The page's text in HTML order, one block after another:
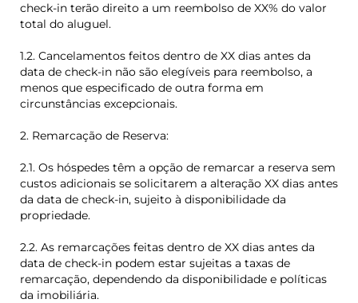
check-in terão direito a um reembolso de XX% do valor
total do aluguel.
1.2. Cancelamentos feitos dentro de XX dias antes da
data de check-in não são elegíveis para reembolso, a
menos que especificado de outra forma em
circunstâncias excepcionais.
2. Remarcação de Reserva:
2.1. Os hóspedes têm a opção de remarcar a reserva sem
custos adicionais se solicitarem a alteração XX dias antes
da data de check-in, sujeito à disponibilidade da
propriedade.
2.2. As remarcações feitas dentro de XX dias antes da
data de check-in podem estar sujeitas a taxas de
remarcação, dependendo da disponibilidade e políticas
da imobiliária.